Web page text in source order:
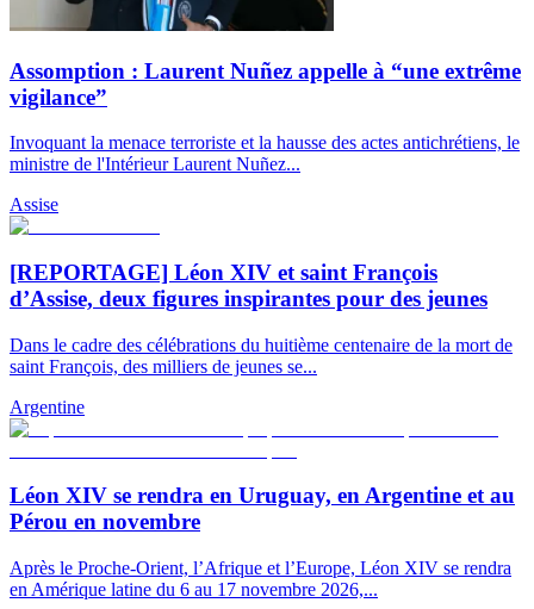
Assomption : Laurent Nuñez appelle à “une extrême
vigilance”
Invoquant la menace terroriste et la hausse des actes antichrétiens, le
ministre de l'Intérieur Laurent Nuñez...
Assise
[REPORTAGE] Léon XIV et saint François
d’Assise, deux figures inspirantes pour des jeunes
Dans le cadre des célébrations du huitième centenaire de la mort de
saint François, des milliers de jeunes se...
Argentine
Léon XIV se rendra en Uruguay, en Argentine et au
Pérou en novembre
Après le Proche-Orient, l’Afrique et l’Europe, Léon XIV se rendra
en Amérique latine du 6 au 17 novembre 2026,...